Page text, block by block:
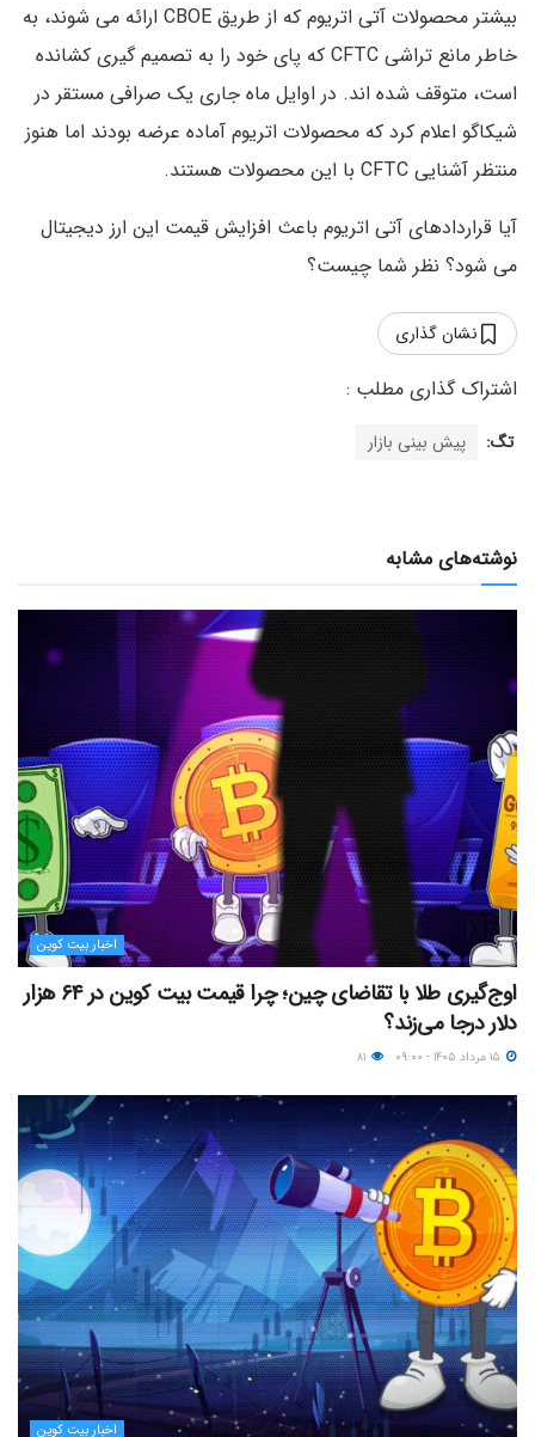
بیشتر محصولات آتی اتریوم که از طریق CBOE ارائه می شوند، به
خاطر مانع تراشی CFTC که پای خود را به تصمیم گیری کشانده
است، متوقف شده اند. در اوایل ماه جاری یک صرافی مستقر در
شیکاگو اعلام کرد که محصولات اتریوم آماده عرضه بودند اما هنوز
منتظر آشنایی CFTC با این محصولات هستند.
آیا قراردادهای آتی اتریوم باعث افزایش قیمت این ارز دیجیتال
می شود؟ نظر شما چیست؟
نشان گذاری
تگ: پیش بینی بازار
نوشته‌های مشابه
اخبار بیت کوین
اوج‌گیری طلا با تقاضای چین؛ چرا قیمت بیت کوین در ۶۴ هزار
دلار درجا می‌زند؟
اخبار بیت کوین